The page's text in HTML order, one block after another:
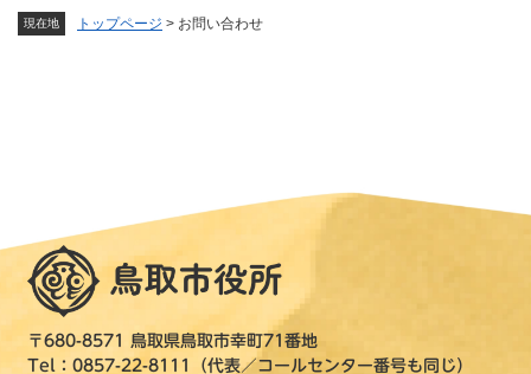
現在地 トップページ > お問い合わせ
〒680-8571 鳥取県鳥取市幸町71番地
Tel：0857-22-8111（代表／コールセンター番号も同じ）